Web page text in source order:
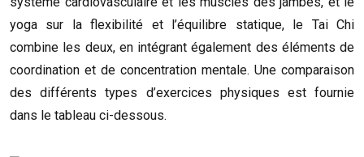
yoga sur la flexibilité et l’équilibre statique, le Tai Chi
combine les deux, en intégrant également des éléments de
coordination et de concentration mentale. Une comparaison
des différents types d’exercices physiques est fournie
dans le tableau ci-dessous.